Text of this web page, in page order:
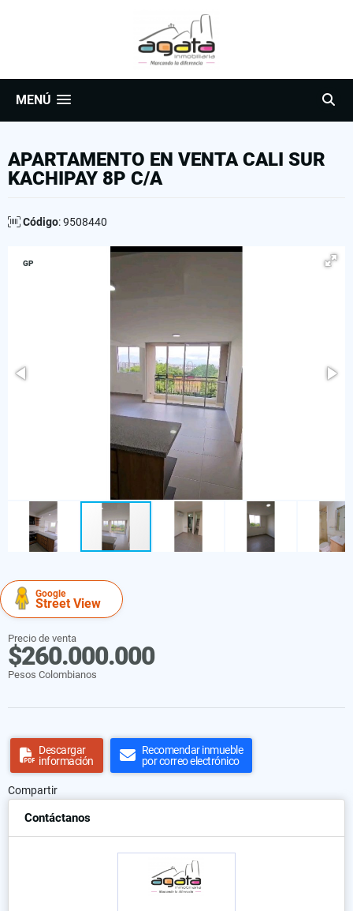
MENÚ
APARTAMENTO EN VENTA CALI SUR
KACHIPAY 8P C/A
Código: 9508440
GP
Google
Street View
Precio de venta
$260.000.000
Pesos Colombianos
Descargar
información
Recomendar inmueble
por correo electrónico
Compartir
Contáctanos